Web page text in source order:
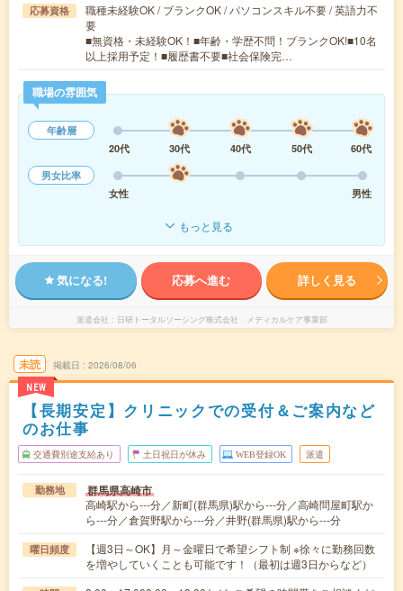
応募資格
職種未経験OK / ブランクOK / パソコンスキル不要 / 英語力不
要
■無資格・未経験OK！■年齢・学歴不問！ブランクOK!■10名
以上採用予定！■履歴書不要■社会保険完…
職場の雰囲気
年齢層
20代
30代 40代 50代
60代
男女比率
女性
男性
もっと見る
気になる! 応募へ進む 詳しく見る
派遣会社 日研トータルソーシング株式会社 メディカルケア事業部
未読
NEW
掲載日 2026/08/06
【長期安定】クリニックでの受付＆ご案内など
のお仕事
交通費別途支給あり 土日祝日が休み WEB登録OK 派遣
勤務地 群馬県高崎市
高崎駅から---分／新町(群馬県)駅から---分／高崎問屋町駅か
ら---分／倉賀野駅から---分／井野(群馬県)駅から---分
曜日頻度
【週3日～OK】月～金曜日で希望シフト制 ※徐々に勤務回数
を増やしていくことも可能です！（最初は週3日からなど）